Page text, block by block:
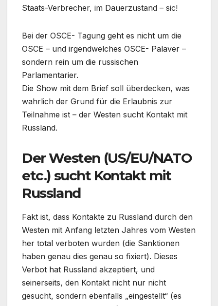
Staats-Verbrecher, im Dauerzustand – sic!
Bei der OSCE- Tagung geht es nicht um die
OSCE – und irgendwelches OSCE- Palaver –
sondern rein um die russischen
Parlamentarier.
Die Show mit dem Brief soll überdecken, was
wahrlich der Grund für die Erlaubnis zur
Teilnahme ist – der Westen sucht Kontakt mit
Russland.
Der Westen (US/EU/NATO
etc.) sucht Kontakt mit
Russland
Fakt ist, dass Kontakte zu Russland durch den
Westen mit Anfang letzten Jahres vom Westen
her total verboten wurden (die Sanktionen
haben genau dies genau so fixiert). Dieses
Verbot hat Russland akzeptiert, und
seinerseits, den Kontakt nicht nur nicht
gesucht, sondern ebenfalls „eingestellt“ (es